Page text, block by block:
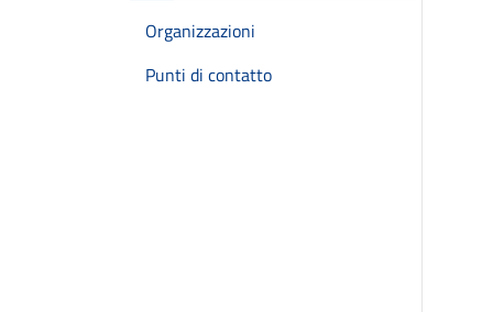
Organizzazioni
Punti di contatto